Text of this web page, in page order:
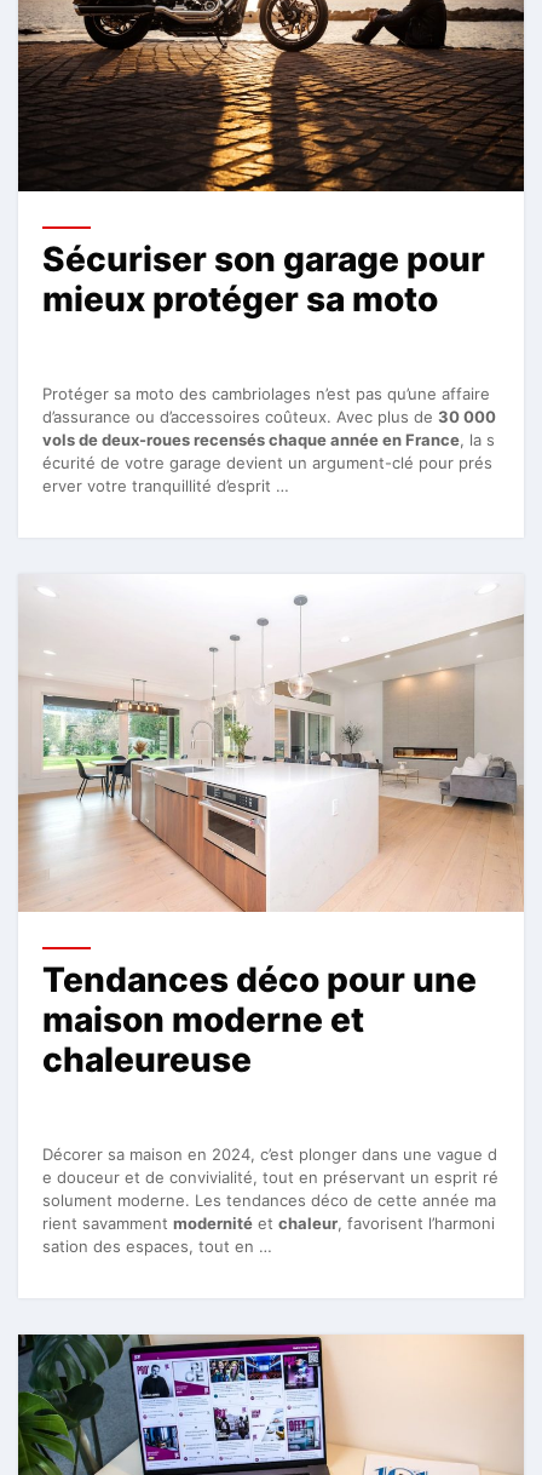
Sécuriser son garage pour
mieux protéger sa moto
Protéger sa moto des cambriolages n’est pas qu’une affaire
d’assurance ou d’accessoires coûteux. Avec plus de 30 000
vols de deux-roues recensés chaque année en France, la s
écurité de votre garage devient un argument-clé pour prés
erver votre tranquillité d’esprit …
Tendances déco pour une
maison moderne et
chaleureuse
Décorer sa maison en 2024, c’est plonger dans une vague d
e douceur et de convivialité, tout en préservant un esprit ré
solument moderne. Les tendances déco de cette année ma
rient savamment modernité et chaleur, favorisent l’harmoni
sation des espaces, tout en …